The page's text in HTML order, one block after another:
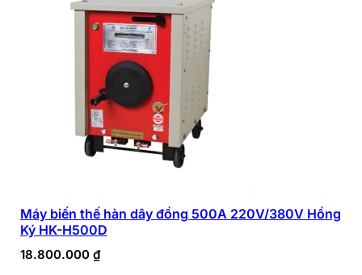
Máy biến thế hàn dây đồng 500A 220V/380V Hồng
Ký HK-H500D
18.800.000 ₫